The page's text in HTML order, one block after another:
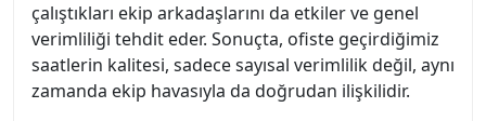
çalıştıkları ekip arkadaşlarını da etkiler ve genel
verimliliği tehdit eder. Sonuçta, ofiste geçirdiğimiz
saatlerin kalitesi, sadece sayısal verimlilik değil, aynı
zamanda ekip havasıyla da doğrudan ilişkilidir.